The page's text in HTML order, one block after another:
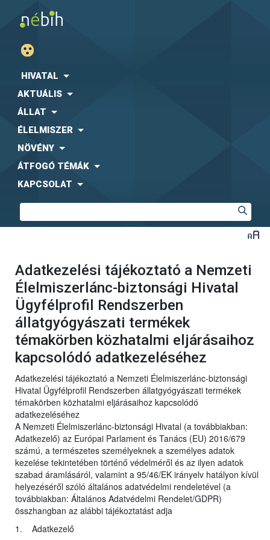
HIVATAL
AKTUÁLIS
ÁLLAT
ÉLELMISZER
NÖVÉNY
ÁTFOGÓ TÉMÁK
KAPCSOLAT
Adatkezelési tájékoztató a Nemzeti
Élelmiszerlánc-biztonsági Hivatal
Ügyfélprofil Rendszerben
állatgyógyászati termékek
témakörben közhatalmi eljárásaihoz
kapcsolódó adatkezeléséhez
Adatkezelési tájékoztató a Nemzeti Élelmiszerlánc-biztonsági
Hivatal Ügyfélprofil Rendszerben állatgyógyászati termékek
témakörben közhatalmi eljárásaihoz kapcsolódó
adatkezeléséhez
A Nemzeti Élelmiszerlánc-biztonsági Hivatal (a továbbiakban:
Adatkezelő) az Európai Parlament és Tanács (EU) 2016/679
számú, a természetes személyeknek a személyes adatok
kezelése tekintetében történő védelméről és az ilyen adatok
szabad áramlásáról, valamint a 95/46/EK irányelv hatályon kívül
helyezéséről szóló általános adatvédelmi rendeletével (a
továbbiakban: Általános Adatvédelmi Rendelet/GDPR)
összhangban az alábbi tájékoztatást adja
1. Adatkezelő